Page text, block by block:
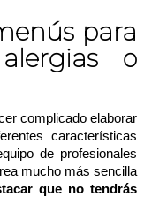
para
o
complicado elaborar
características
de profesionales
mucho más sencilla
que no tendrás